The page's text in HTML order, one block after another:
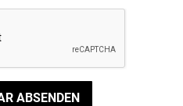
ABSENDEN